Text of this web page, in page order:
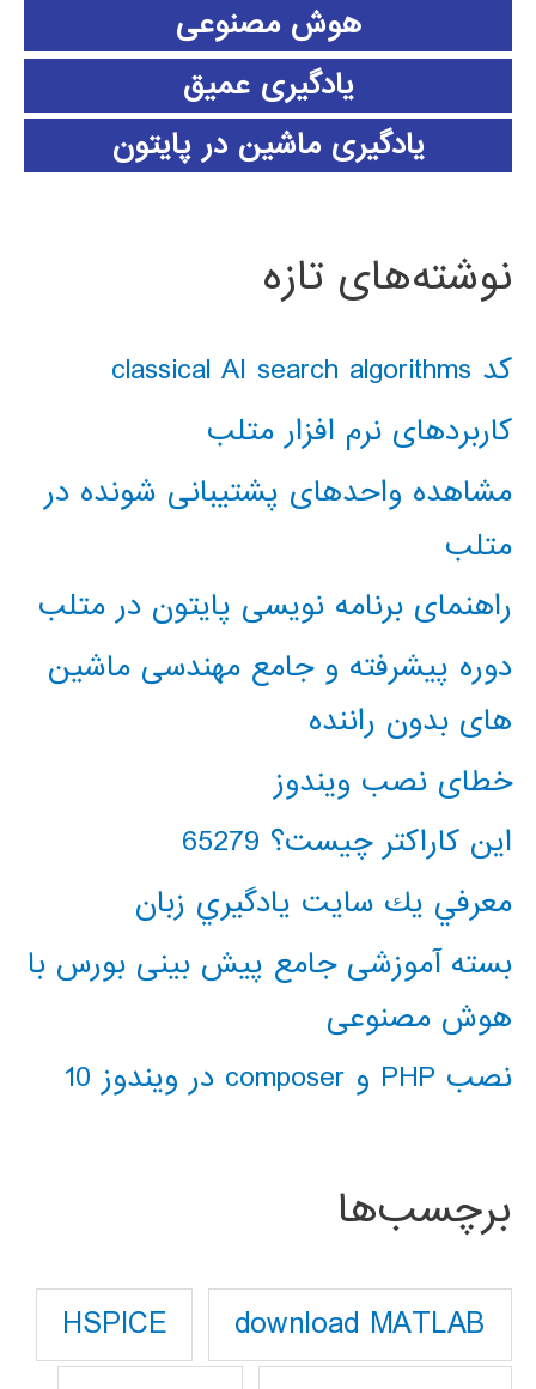
هوش مصنوعی
یادگیری عمیق
یادگیری ماشین در پایتون
نوشته‌های تازه
کد classical AI search algorithms
کاربردهای نرم افزار متلب
مشاهده واحدهای پشتیبانی شونده در
متلب
راهنمای برنامه نویسی پایتون در متلب
دوره پیشرفته و جامع مهندسی ماشین
های بدون راننده
خطای نصب ویندوز
این کاراکتر چیست؟ 65279
معرفي يك سايت يادگيري زبان
بسته آموزشی جامع پیش بینی بورس با
هوش مصنوعی
نصب PHP و composer در ویندوز 10
برچسب‌ها
download MATLAB
HSPICE